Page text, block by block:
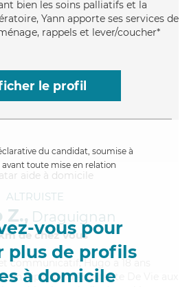
bien les soins palliatifs et la
Yann apporte ses services de
rappels et lever/coucher*
le profil
du candidat, soumise à
toute mise en relation
vous pour
plus de profils
à domicile
ALTRUISTE
Z., Draguignan
de chez Vous
communicatif, Hugo a 18 ans
un diplôme d'Assistante De Vie aux